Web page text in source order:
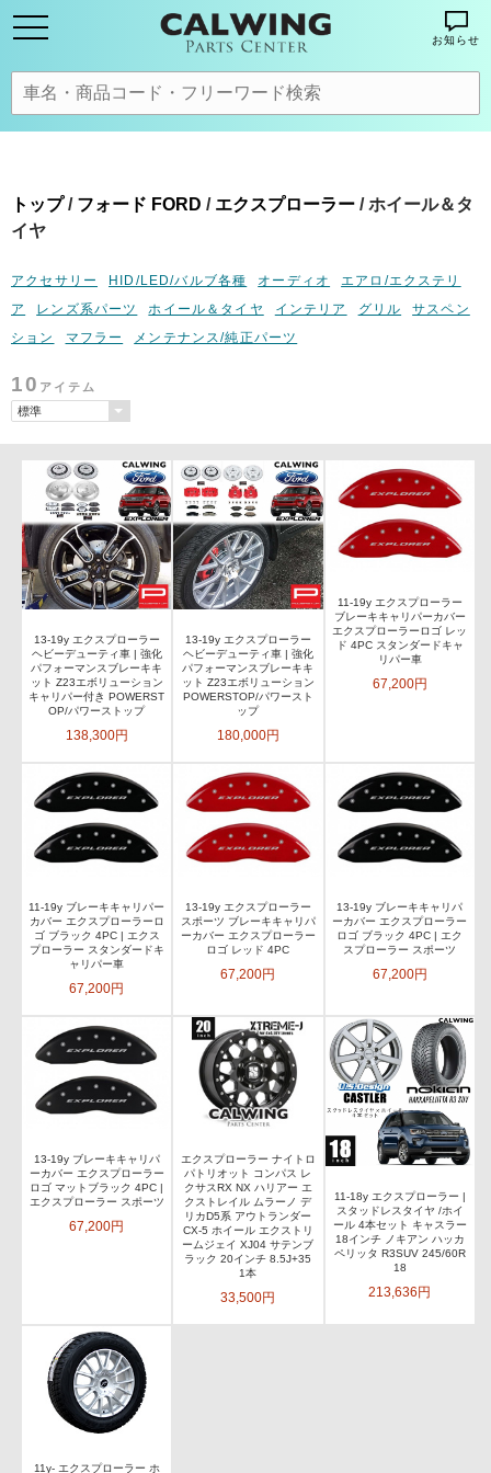
お知らせ
トップ/ フォード FORD / エクスプローラー / ホイール＆タ
イヤ
アクセサリー HID/LED/バルブ各種 オーディオ
エアロ/エクステリ
ア
レンズ系パーツ ホイール＆タイヤ インテリア グリル
サスペン
ション
マフラー メンテナンス/純正パーツ
10 アイテム
13-19y エクスプローラー
ヘビーデューティ車 | 強化
パフォーマンスブレーキキ
ット Z23エボリューション
キャリパー付き POWERST
OP/パワーストップ
138,300円
13-19y エクスプローラー
ヘビーデューティ車 | 強化
パフォーマンスブレーキキ
ット Z23エボリューション
POWERSTOP/パワースト
ップ
180,000円
11-19y エクスプローラー
ブレーキキャリパーカバー
エクスプローラーロゴ レッ
ド 4PC スタンダードキャ
リパー車
67,200円
11-19y ブレーキキャリパー
カバー エクスプローラーロ
ゴ ブラック 4PC | エクス
プローラー スタンダードキ
ャリパー車
67,200円
13-19y エクスプローラー
スポーツ ブレーキキャリパ
ーカバー エクスプローラー
ロゴ レッド 4PC
67,200円
13-19y ブレーキキャリパ
ーカバー エクスプローラー
ロゴ ブラック 4PC | エク
スプローラー スポーツ
67,200円
13-19y ブレーキキャリパ
ーカバー エクスプローラー
ロゴ マットブラック 4PC |
エクスプローラー スポーツ
67,200円
エクスプローラー ナイトロ
パトリオット コンパス レ
クサスRX NX ハリアー エ
クストレイル ムラーノ デ
リカD5系 アウトランダー
CX-5 ホイール エクストリ
ームジェイ XJ04 サテンブ
ラック 20インチ 8.5J+35
1本
33,500円
11-18y エクスプローラー |
スタッドレスタイヤ /ホイ
ール 4本セット キャスラー
18インチ ノキアン ハッカ
ペリッタ R3SUV 245/60R
18
213,636円
11y- エクスプローラー ホ